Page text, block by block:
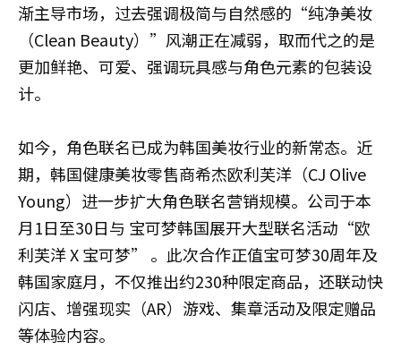
渐主导市场，过去强调极简与自然感的“纯净美妆
（Clean Beauty）”风潮正在减弱，取而代之的是
更加鲜艳、可爱、强调玩具感与角色元素的包装设
计。
如今，角色联名已成为韩国美妆行业的新常态。近
期，韩国健康美妆零售商希杰欧利芙洋（CJ Olive
Young）进一步扩大角色联名营销规模。公司于本
月1日至30日与 宝可梦韩国展开大型联名活动“欧
利芙洋 X 宝可梦” 。此次合作正值宝可梦30周年及
韩国家庭月，不仅推出约230种限定商品，还联动快
闪店、增强现实（AR）游戏、集章活动及限定赠品
等体验内容。